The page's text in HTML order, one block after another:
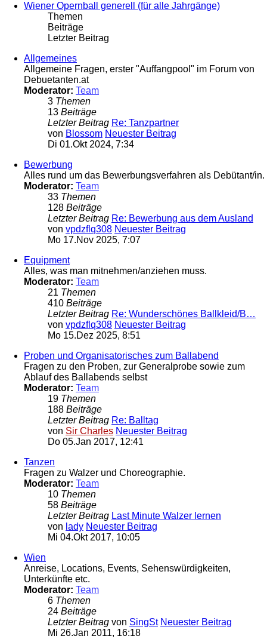
Wiener Opernball generell (für alle Jahrgänge)
Themen
Beiträge
Letzter Beitrag
Allgemeines
Allgemeine Fragen, erster "Auffangpool" im Forum von
Debuetanten.at
Moderator: Team
3 Themen
13 Beiträge
Letzter Beitrag Re: Tanzpartner
von Blossom Neuester Beitrag
Di 01.Okt 2024, 7:34
Bewerbung
Alles rund um das Bewerbungsverfahren als Debütant/in.
Moderator: Team
33 Themen
128 Beiträge
Letzter Beitrag Re: Bewerbung aus dem Ausland
von vpdzflq308 Neuester Beitrag
Mo 17.Nov 2025, 7:07
Equipment
Alles, was man mitnehmen/anziehen muss.
Moderator: Team
21 Themen
410 Beiträge
Letzter Beitrag Re: Wunderschönes Ballkleid/B…
von vpdzflq308 Neuester Beitrag
Mo 15.Dez 2025, 8:51
Proben und Organisatorisches zum Ballabend
Fragen zu den Proben, zur Generalprobe sowie zum
Ablauf des Ballabends selbst
Moderator: Team
19 Themen
188 Beiträge
Letzter Beitrag Re: Balltag
von Sir Charles Neuester Beitrag
Do 05.Jan 2017, 12:41
Tanzen
Fragen zu Walzer und Choreographie.
Moderator: Team
10 Themen
58 Beiträge
Letzter Beitrag Last Minute Walzer lernen
von lady Neuester Beitrag
Mi 04.Okt 2017, 10:05
Wien
Anreise, Locations, Events, Sehenswürdigkeiten,
Unterkünfte etc.
Moderator: Team
6 Themen
24 Beiträge
Letzter Beitrag von SingSt Neuester Beitrag
Mi 26.Jan 2011, 16:18